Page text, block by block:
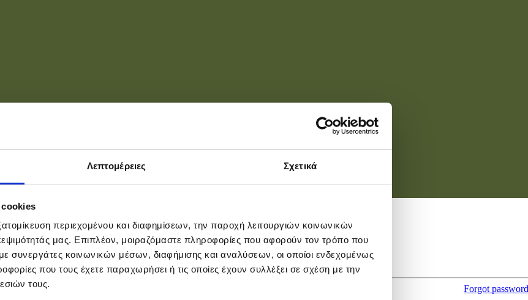
Λεπτομέρειες Σχετικά
cookies
περιεχομένου και διαφημίσεων, την παροχή λειτουργιών κοινωνικών
μας. Επιπλέον, μοιραζόμαστε πληροφορίες που αφορούν τον τρόπο που
συνεργάτες κοινωνικών μέσων, διαφήμισης και αναλύσεων, οι οποίοι ενδεχομένως
που τους έχετε παραχωρήσει ή τις οποίες έχουν συλλέξει σε σχέση με την
τους.
Forgot